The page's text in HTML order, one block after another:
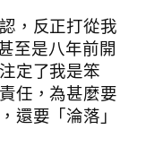
，反正打從我
至是八年前開
定了我是笨
任，為甚麼要
還要「淪落」